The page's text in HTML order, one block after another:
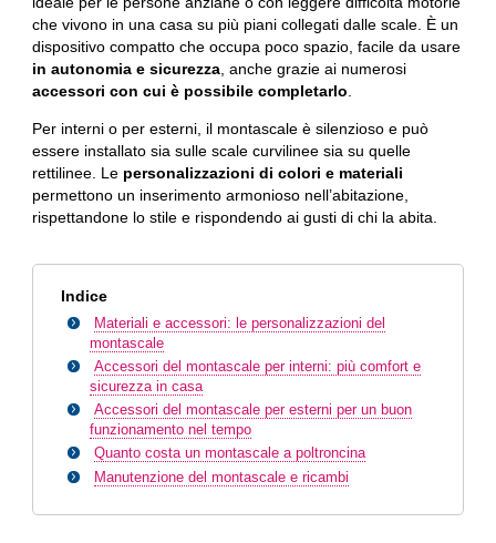
che vivono in una casa su più piani collegati dalle scale. È un
dispositivo compatto che occupa poco spazio, facile da usare
in autonomia e sicurezza, anche grazie ai numerosi
accessori con cui è possibile completarlo
Per interni o per esterni, il montascale è silenzioso e può
essere installato sia sulle scale curvilinee sia su quelle
rettilinee. Le personalizzazioni di colori e materiali
permettono un inserimento armonioso nell’abitazione,
rispettandone lo stile e rispondendo ai gusti di chi la abita.
Indice
Materiali e accessori: le personalizzazioni del
montascale
Accessori del montascale per interni: più comfort e
sicurezza in casa
Accessori del montascale per esterni per un buon
funzionamento nel tempo
Quanto costa un montascale a poltroncina
Manutenzione del montascale e ricambi